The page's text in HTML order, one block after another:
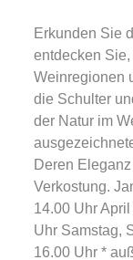
Erkunden Sie
entdecken
Weinregionen
die Schulter
der Natur im
Deren
Verkostung.
14.00 Uhr
Uhr Samstag,
16.00 Uhr *